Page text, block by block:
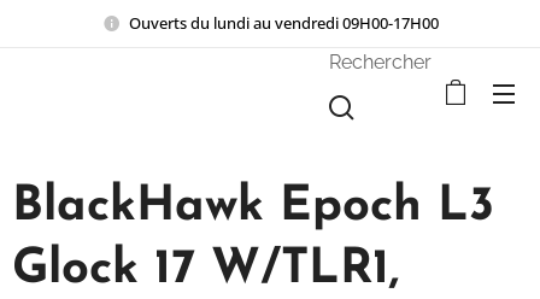
Ouverts du lundi au vendredi 09H00-17H00
Rechercher
BlackHawk Epoch L3
Glock 17 W/TLR1,